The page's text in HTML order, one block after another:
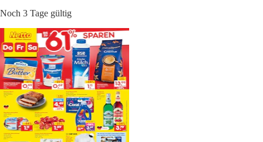
Noch 3 Tage gültig